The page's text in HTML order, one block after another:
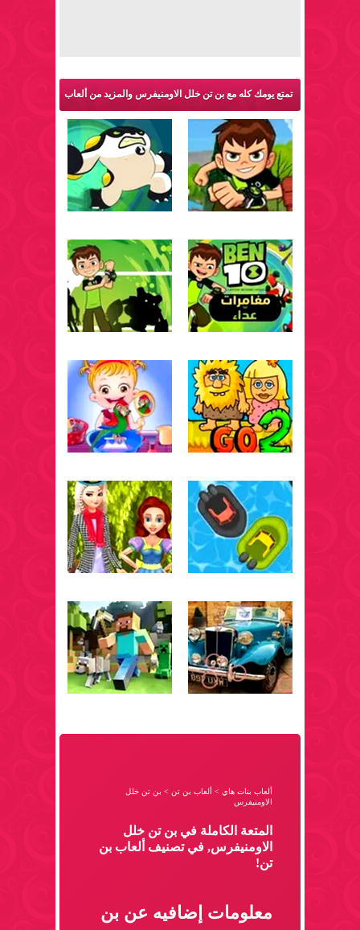
تمتع يومك كله مع بن تن خلل الاومنيفرس والمزيد من ألعاب
بن تن:
ألعاب بنات هاي > ألعاب بن تن > بن تن خلل
الاومنيفرس
المتعة الكاملة في بن تن خلل
الاومنيفرس, في تصنيف ألعاب بن
تن!
معلومات إضافيه عن بن